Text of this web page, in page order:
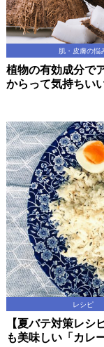
肌・皮膚の悩
植物の有効成分で
からって気持ちい
レシピ
【夏バテ対策レシ
も美味しい「カレ